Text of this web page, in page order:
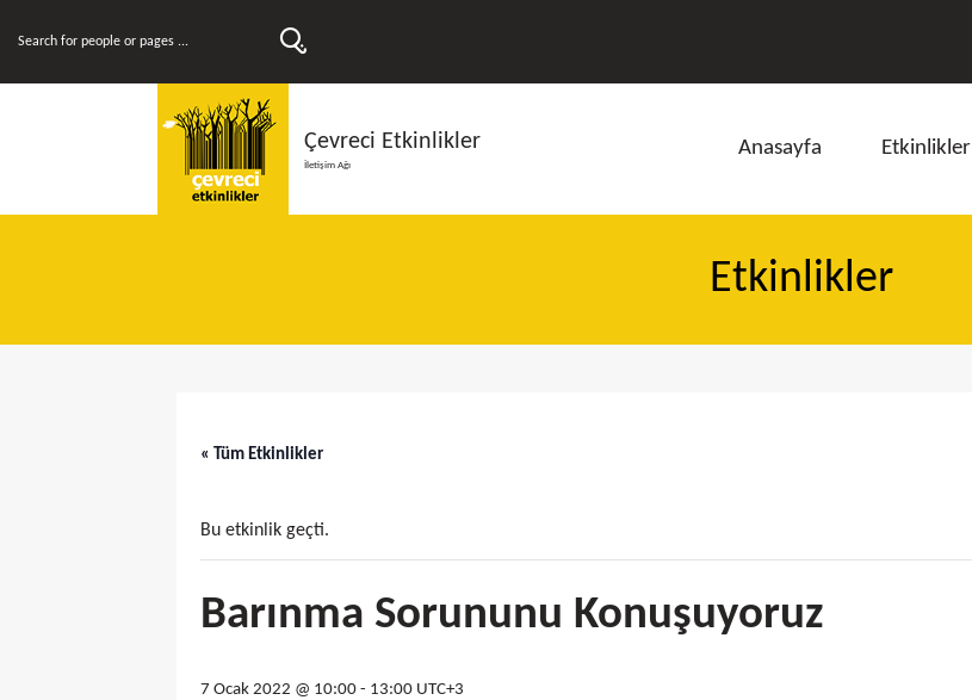
Çevreci Etkinlikler
İletişim Ağı
Anasayfa Etkinlikler
Etkinlikler
« Tüm Etkinlikler
Bu etkinlik geçti.
Barınma Sorununu Konuşuyoruz
7 Ocak 2022 @ 10:00 - 13:00 UTC+3